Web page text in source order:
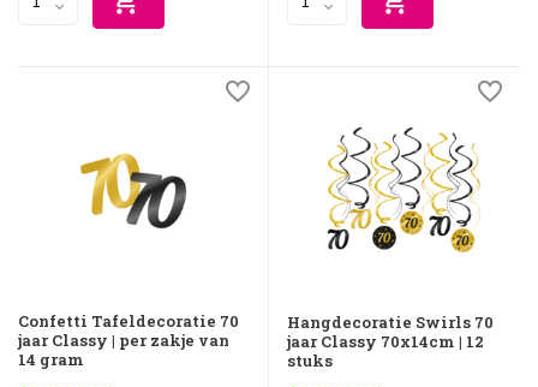
Confetti Tafeldecoratie 70
jaar Classy | per zakje van
14 gram
Hangdecoratie Swirls 70
jaar Classy 70x14cm | 12
stuks